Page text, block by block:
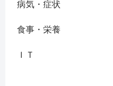
病気・症状
食事・栄養
ＩＴ